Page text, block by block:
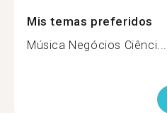
Mis temas preferidos
Música Negócios Ciênci...